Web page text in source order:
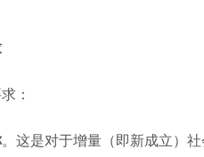
：
。这是对于增量（即新成立）